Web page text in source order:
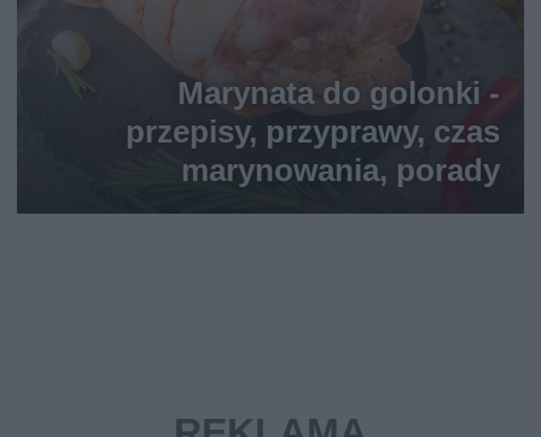
Marynata do golonki -
przepisy, przyprawy, czas
marynowania, porady